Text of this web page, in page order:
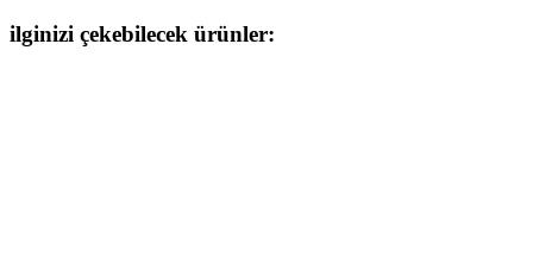
ilginizi çekebilecek ürünler: